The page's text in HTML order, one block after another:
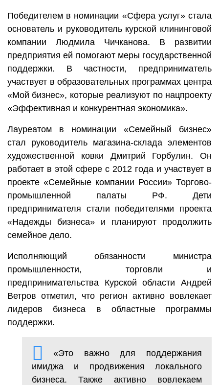
Победителем в номинации «Сфера услуг» стала
основатель и руководитель курской клининговой
компании Людмила Чичканова. В развитии
предприятия ей помогают меры государственной
поддержки. В частности, предприниматель
участвует в образовательных программах центра
«Мой бизнес», которые реализуют по нацпроекту
«Эффективная и конкурентная экономика».
Лауреатом в номинации «Семейный бизнес»
стал руководитель магазина-склада элементов
художественной ковки Дмитрий Горбулин. Он
работает в этой сфере с 2012 года и участвует в
проекте «Семейные компании России» Торгово-
промышленной палаты РФ. Дети
предпринимателя стали победителями проекта
«Надежды бизнеса» и планируют продолжить
семейное дело.
Исполняющий обязанности министра
промышленности, торговли и
предпринимательства Курской области Андрей
Ветров отметил, что регион активно вовлекает
лидеров бизнеса в областные программы
поддержки.
«Это важно для поддержания
имиджа и продвижения локального
бизнеса. Также активно вовлекаем